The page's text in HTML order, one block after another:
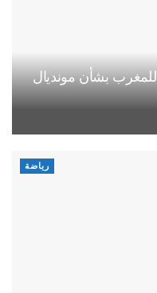
للمغرب بشأن مونديال
رياضة